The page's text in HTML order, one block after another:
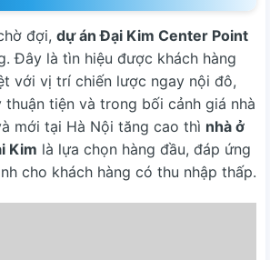
đợi, dự án Đại Kim Center Point
Đây là tìn hiệu được khách hàng
với vị trí chiến lược ngay nội đô,
tiện và trong bối cảnh giá nhà
mới tại Hà Nội tăng cao thì nhà ở
Kim là lựa chọn hàng đầu, đáp ứng
cho khách hàng có thu nhập thấp.